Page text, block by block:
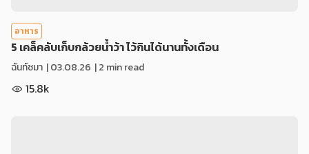
อาหาร
5 เคล็คลับเก็บกล้วยน้ำว้า ไว้กินได้นานทั้งเดือน
ฉันท์ชมา |03.08.26 | 2 min read
15.8k